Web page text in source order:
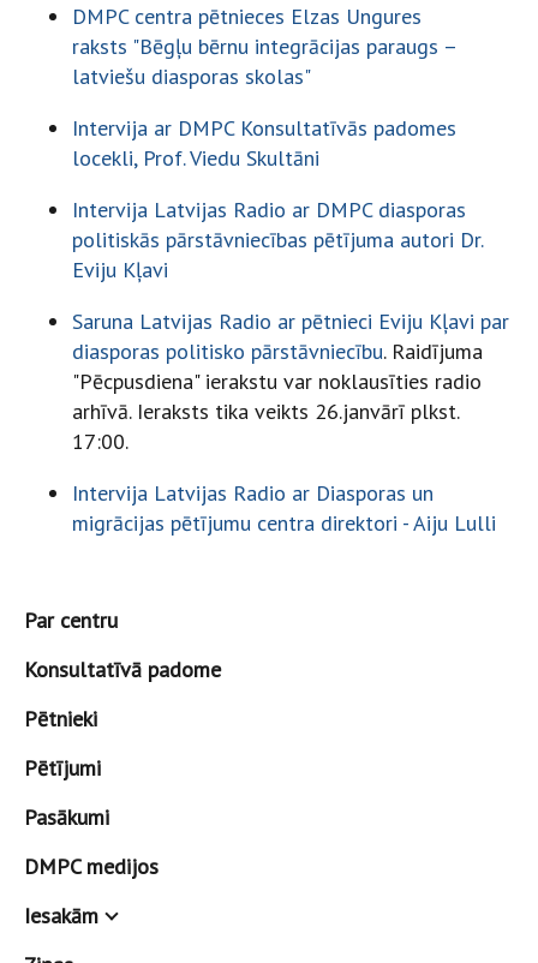
DMPC centra pētnieces Elzas Ungures
raksts "Bēgļu bērnu integrācijas paraugs –
latviešu diasporas skolas"
Intervija ar DMPC Konsultatīvās padomes
locekli, Prof. Viedu Skultāni
Intervija Latvijas Radio ar DMPC diasporas
politiskās pārstāvniecības pētījuma autori Dr.
Eviju Kļavi
Saruna Latvijas Radio ar pētnieci Eviju Kļavi par
diasporas politisko pārstāvniecību. Raidījuma
"Pēcpusdiena" ierakstu var noklausīties radio
arhīvā. Ieraksts tika veikts 26.janvārī plkst.
17:00.
Intervija Latvijas Radio ar Diasporas un
migrācijas pētījumu centra direktori - Aiju Lulli
Par centru
Konsultatīvā padome
Pētnieki
Pētījumi
Pasākumi
DMPC medijos
Iesakām